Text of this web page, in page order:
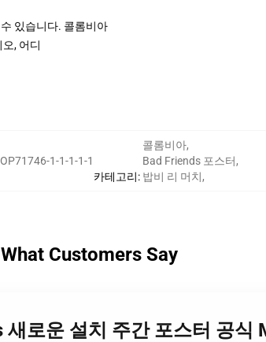
있습니다. 콜롬비아
, 어디
1-1-1-1-1
카테고리:
콜롬비아,
Bad Friends 포스터,
밥비 리 머치,
What Customers Say
로운 설치 주간 포스터 공식